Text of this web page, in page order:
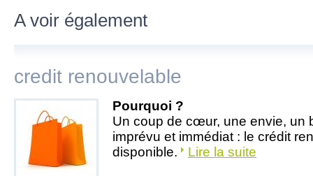
A voir également
credit renouvelable
Pourquoi ?
Un coup de cœur, une envie, un
imprévu et immédiat : le crédit
disponible.
Lire la suite